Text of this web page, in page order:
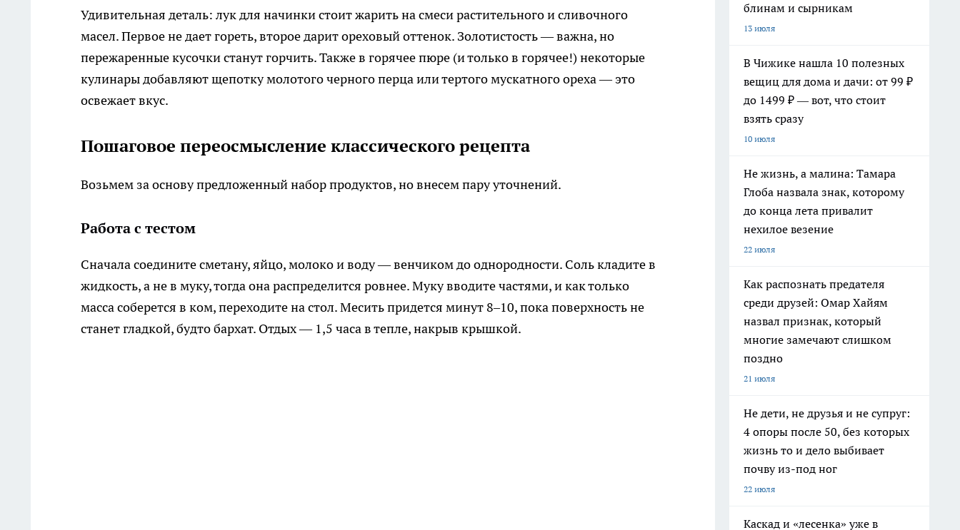
Удивительная деталь: лук для начинки стоит жарить на смеси растительного и сливочного
масел. Первое не дает гореть, второе дарит ореховый оттенок. Золотистость — важна, но
пережаренные кусочки станут горчить. Также в горячее пюре (и только в горячее!) некоторые
кулинары добавляют щепотку молотого черного перца или тертого мускатного ореха — это
освежает вкус.
Пошаговое переосмысление классического рецепта
Возьмем за основу предложенный набор продуктов, но внесем пару уточнений.
Работа с тестом
Сначала соедините сметану, яйцо, молоко и воду — венчиком до однородности. Соль кладите в
жидкость, а не в муку, тогда она распределится ровнее. Муку вводите частями, и как только
масса соберется в ком, переходите на стол. Месить придется минут 8–10, пока поверхность не
станет гладкой, будто бархат. Отдых — 1,5 часа в тепле, накрыв крышкой.
блинам и сырникам
13 июля
В Чижике нашла 10 полезных
вещиц для дома и дачи: от 99 ₽
до 1499 ₽ — вот, что стоит
взять сразу
10 июля
Не жизнь, а малина: Тамара
Глоба назвала знак, которому
до конца лета привалит
нехилое везение
22 июля
Как распознать предателя
среди друзей: Омар Хайям
назвал признак, который
многие замечают слишком
поздно
21 июля
Не дети, не друзья и не супруг:
4 опоры после 50, без которых
жизнь то и дело выбивает
почву из-под ног
22 июля
Каскад и «лесенка» уже в